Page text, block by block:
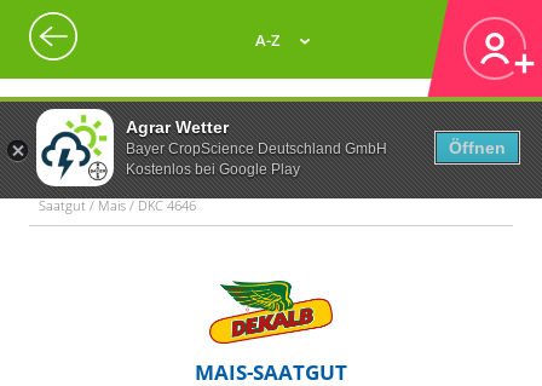
Agrar Wetter
Bayer CropScience Deutschland GmbH
Kostenlos bei Google Play
Öffnen
A-Z
Saatgut / Mais / DKC 4646
MAIS-SAATGUT